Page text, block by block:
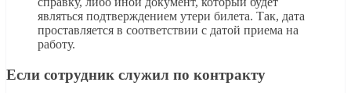
являться подтверждением утери билета. Так, дата
проставляется в соответствии с датой приема на
работу.
Если сотрудник служил по контракту